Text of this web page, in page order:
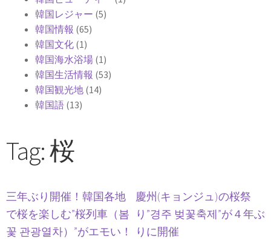
韓国レジャー (5)
韓国情報 (65)
韓国文化 (1)
韓国海水浴場 (1)
韓国生活情報 (53)
韓国観光地 (14)
韓国語 (13)
Tag: 桜
三年ぶり開催！韓国各地
で桜を楽しむ”桜列車（봄
꽃 관광열차）”がエモい！
慶州(キョンジュ)の桜祭
り”경주 벚꽃축제”が４年ぶ
りに開催